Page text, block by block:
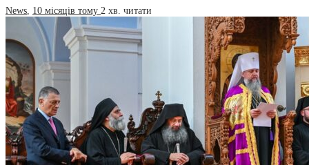
News, 10 місяців тому 2 хв. читати